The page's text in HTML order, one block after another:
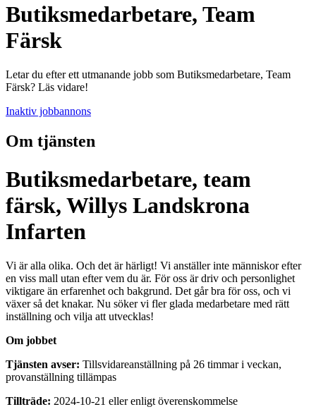
Butiksmedarbetare, Team
Färsk
Letar du efter ett utmanande jobb som Butiksmedarbetare, Team
Färsk? Läs vidare!
Inaktiv jobbannons
Om tjänsten
Butiksmedarbetare, team
färsk, Willys Landskrona
Infarten
Vi är alla olika. Och det är härligt! Vi anställer inte människor efter
en viss mall utan efter vem du är. För oss är driv och personlighet
viktigare än erfarenhet och bakgrund. Det går bra för oss, och vi
växer så det knakar. Nu söker vi fler glada medarbetare med rätt
inställning och vilja att utvecklas!
Om jobbet
Tjänsten avser: Tillsvidareanställning på 26 timmar i veckan,
provanställning tillämpas
Tillträde: 2024-10-21 eller enligt överenskommelse